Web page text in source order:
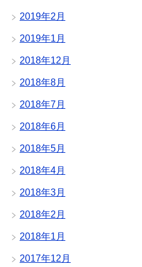
2019年2月
2019年1月
2018年12月
2018年8月
2018年7月
2018年6月
2018年5月
2018年4月
2018年3月
2018年2月
2018年1月
2017年12月